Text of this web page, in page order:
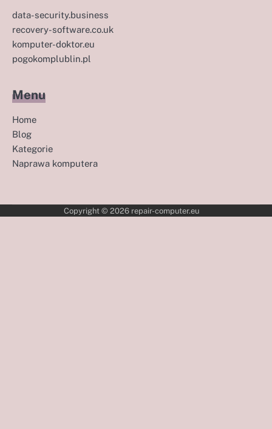
data-security.business
recovery-software.co.uk
komputer-doktor.eu
pogokomplublin.pl
Menu
Home
Blog
Kategorie
Naprawa komputera
Copyright © 2026 repair-computer.eu